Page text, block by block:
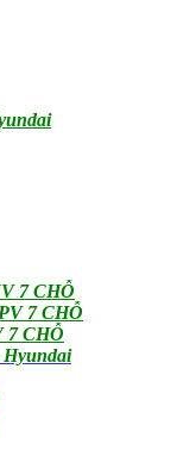
7 CHỖ
7 CHỖ
7 CHỖ